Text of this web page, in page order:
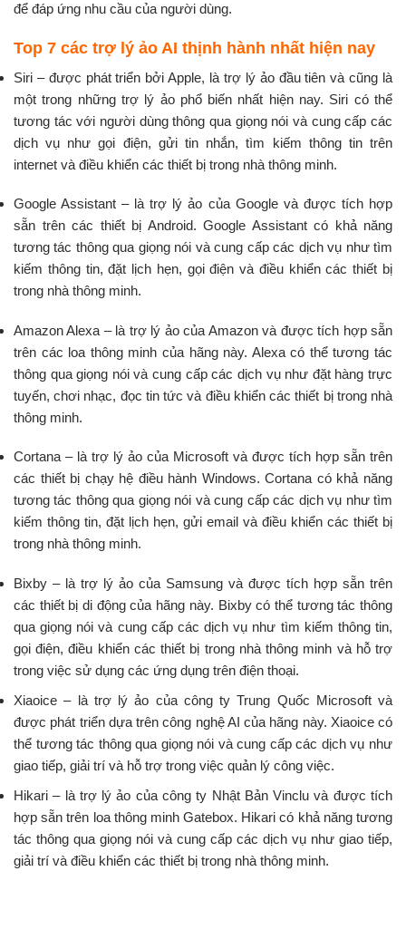
để đáp ứng nhu cầu của người dùng.
Top 7 các trợ lý ảo AI thịnh hành nhất hiện nay
Siri – được phát triển bởi Apple, là trợ lý ảo đầu tiên và cũng là
một trong những trợ lý ảo phổ biến nhất hiện nay. Siri có thể
tương tác với người dùng thông qua giọng nói và cung cấp các
dịch vụ như gọi điện, gửi tin nhắn, tìm kiếm thông tin trên
internet và điều khiển các thiết bị trong nhà thông minh.
Google Assistant – là trợ lý ảo của Google và được tích hợp
sẵn trên các thiết bị Android. Google Assistant có khả năng
tương tác thông qua giọng nói và cung cấp các dịch vụ như tìm
kiếm thông tin, đặt lịch hẹn, gọi điện và điều khiển các thiết bị
trong nhà thông minh.
Amazon Alexa – là trợ lý ảo của Amazon và được tích hợp sẵn
trên các loa thông minh của hãng này. Alexa có thể tương tác
thông qua giọng nói và cung cấp các dịch vụ như đặt hàng trực
tuyến, chơi nhạc, đọc tin tức và điều khiển các thiết bị trong nhà
thông minh.
Cortana – là trợ lý ảo của Microsoft và được tích hợp sẵn trên
các thiết bị chạy hệ điều hành Windows. Cortana có khả năng
tương tác thông qua giọng nói và cung cấp các dịch vụ như tìm
kiếm thông tin, đặt lịch hẹn, gửi email và điều khiển các thiết bị
trong nhà thông minh.
Bixby – là trợ lý ảo của Samsung và được tích hợp sẵn trên
các thiết bị di động của hãng này. Bixby có thể tương tác thông
qua giọng nói và cung cấp các dịch vụ như tìm kiếm thông tin,
gọi điện, điều khiển các thiết bị trong nhà thông minh và hỗ trợ
trong việc sử dụng các ứng dụng trên điện thoại.
Xiaoice – là trợ lý ảo của công ty Trung Quốc Microsoft và
được phát triển dựa trên công nghệ AI của hãng này. Xiaoice có
thể tương tác thông qua giọng nói và cung cấp các dịch vụ như
giao tiếp, giải trí và hỗ trợ trong việc quản lý công việc.
Hikari – là trợ lý ảo của công ty Nhật Bản Vinclu và được tích
hợp sẵn trên loa thông minh Gatebox. Hikari có khả năng tương
tác thông qua giọng nói và cung cấp các dịch vụ như giao tiếp,
giải trí và điều khiển các thiết bị trong nhà thông minh.